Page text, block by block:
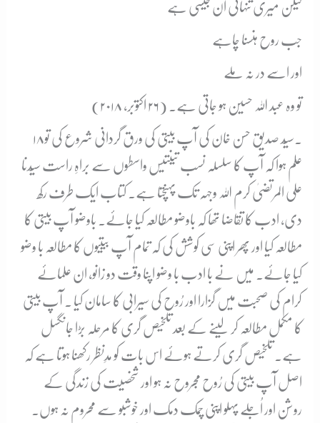
لیکن میری تنہائی ان جیسی ہے
جب روح ہنسنا چاہے
اور اسے در نہ ملے
تو وہ عبد اللہ حسین ہو جاتی ہے۔ (۲۶ اکتوبر، ۲۰۱۸)
سیّد صدیق حسن خان کی آپ بیتی کی ورق گردانی شروع کی تو
علم ہوا کہ آپ کا سلسلہ نسب تینتیس واسطوں سے براہِ راست سیّدنا
علی المرتضیٰ کرم اللہ وجہہ تک پہنچتا ہے۔ کتاب ایک طرف رکھ
دی، ادب کا تقاضا تھا کہ باوضو مطالعہ کیا جائے۔ باوضو آپ بیتی کا
مطالعہ کیا اور پھر اپنی سی کوشش کی کہ تمام آپ بیتیوں کا مطالعہ با وضو
کیا جائے۔ میں نے با ادب با وضو اپنا وقت دو زانو، ان علمائے
کرام کی صحبت میں گزارا اور رُوح کی سیرابی کا سامان کیا ۔ آپ بیتی
کا مکمل مطالعہ کر لینے کے بعد تلخیص گری کا مرحلہ بڑا جانگسل
ہے۔ تلخیص گری کرتے ہوئے اس بات کو مدِنظر رکھنا ہوتا ہے کہ
اصل آپ بیتی کی رُوح مجروح نہ ہو اور شخصیت کی زندگی کے
روشن اور اُجلے پہلو اپنی چمک دمک اور خوشبو سے محروم نہ ہوں۔